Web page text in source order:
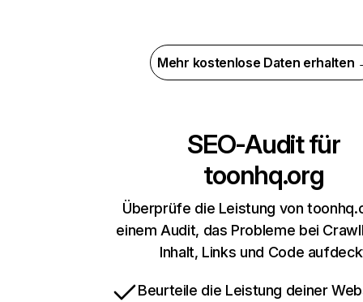
Mehr kostenlose Daten erhalten
SEO-Audit für
toonhq.org
Überprüfe die Leistung von
einem Audit, das Probleme bei
Inhalt, Links und Code
Beurteile die Leistung deiner